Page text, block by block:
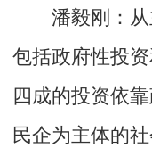
潘毅刚：从
包括政府性投
四成的投资依
民企为主体的